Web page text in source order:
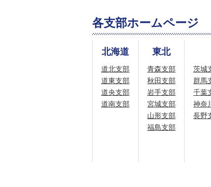
各支部ホームページ
北海道
道北支部
道東支部
道央支部
道南支部
東北
青森支部
秋田支部
岩手支部
宮城支部
山形支部
福島支部
茨城
群馬
千葉
神奈
長野